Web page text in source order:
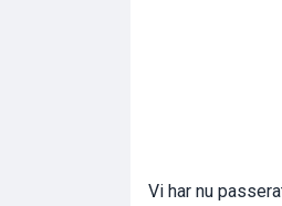
Vi har nu